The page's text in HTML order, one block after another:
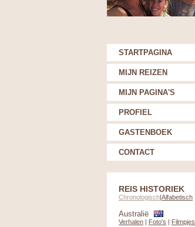
STARTPAGINA
MIJN REIZEN
MIJN PAGINA'S
PROFIEL
GASTENBOEK
CONTACT
REIS HISTORIEK
Chronologisch|Alfabetisch
Australië
Verhalen | Foto's | Filmpjes